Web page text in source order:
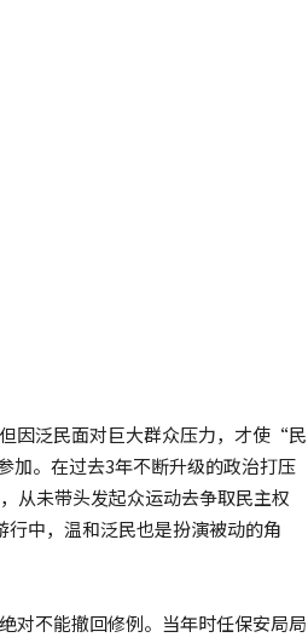
因泛民面对巨大群众压力，才使“民
加。在过去3年不断升级的政治打压
从未带头发起众运动去争取民主权
中，温和泛民也是扮演被动的角
不能撤回修例。当年时任保安局局